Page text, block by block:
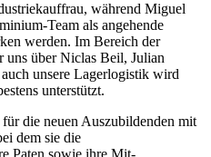
während Miguel
Team als angehende
werden. Im Bereich der
über Niclas Beil, Julian
unsere Lagerlogistik wird
unterstützt.
die neuen Auszubildenden mit
dem sie die